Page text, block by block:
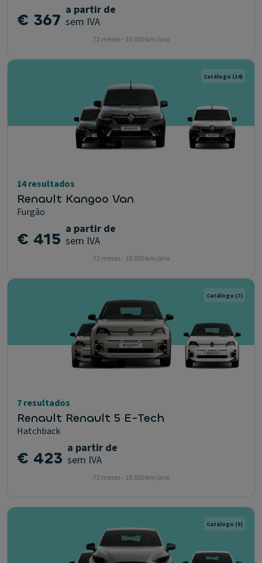
€ 367 a partir de
sem IVA
72 meses - 15.000 km/ano
Catálogo (14)
14 resultados
Renault Kangoo Van
Furgão
€ 415 a partir de
sem IVA
72 meses - 15.000 km/ano
Catálogo (7)
7 resultados
Renault Renault 5 E-Tech
Hatchback
€ 423 a partir de
sem IVA
72 meses - 15.000 km/ano
Catálogo (5)